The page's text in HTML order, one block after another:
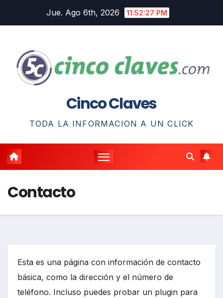
Jue. Ago 6th, 2026 11:52:27 PM
Cinco Claves
TODA LA INFORMACION A UN CLICK
Contacto
Esta es una página con información de contacto
básica, como la dirección y el número de
teléfono. Incluso puedes probar un plugin para